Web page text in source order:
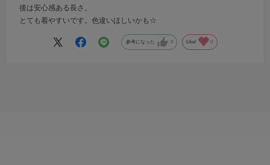
後は安心感ある長さ。
とても着やすいです。色違いほしいかも☆
参考になった 0 Like! 0